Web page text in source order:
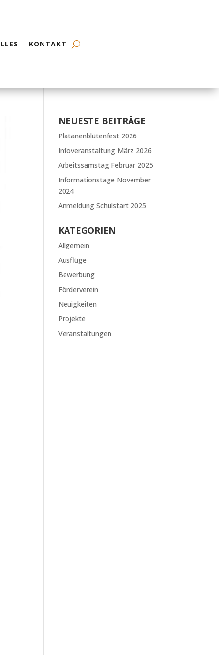
KONTAKT
NEUESTE BEITRÄGE
Platanenblütenfest 2026
Infoveranstaltung März 2026
Arbeitssamstag Februar 2025
Informationstage November
2024
Anmeldung Schulstart 2025
KATEGORIEN
Allgemein
Ausflüge
Bewerbung
Förderverein
Neuigkeiten
Projekte
Veranstaltungen